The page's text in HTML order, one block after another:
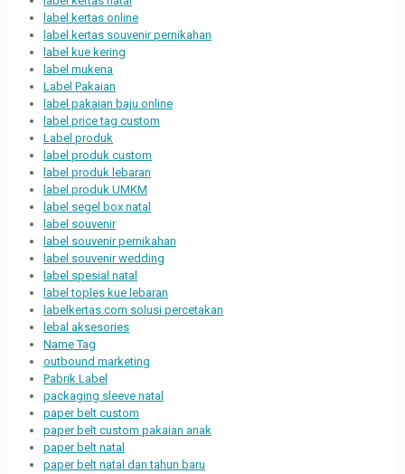
label kertas online
label kertas souvenir pernikahan
label kue kering
label mukena
Label Pakaian
label pakaian baju online
label price tag custom
Label produk
label produk custom
label produk lebaran
label produk UMKM
label segel box natal
label souvenir
label souvenir pernikahan
label souvenir wedding
label spesial natal
label toples kue lebaran
labelkertas.com solusi percetakan
lebal aksesories
Name Tag
outbound marketing
Pabrik Label
packaging sleeve natal
paper belt custom
paper belt custom pakaian anak
paper belt natal
paper belt natal dan tahun baru